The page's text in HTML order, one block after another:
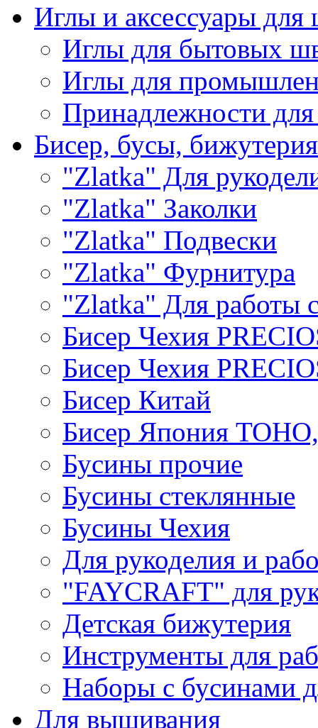
Иглы и аксессуары
Иглы для бытовых
Иглы для
Принадлежности
Бисер, бусы, бижутерия
"Zlatka" Для
"Zlatka" Заколки
"Zlatka" Подвески
"Zlatka" Фурнитура
"Zlatka" Для работы
Бисер Чехия
Бисер Чехия
Бисер Китай
Бисер Япония
Бусины прочие
Бусины стеклянные
Бусины Чехия
Для рукоделия и
"FAYCRAFT" для
Детская бижутерия
Инструменты для
Наборы с бусинами
Для вышивания